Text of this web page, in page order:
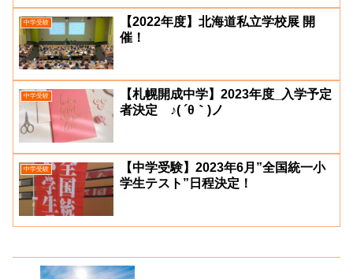
中学受験
【2022年度】北海道私立学校展 開
催！
中学受験
【札幌開成中学】2023年度_入学予定
者決定 ♪( ´θ｀)ノ
中学受験
【中学受験】2023年6月”全国統一小
学生テスト”日程決定！